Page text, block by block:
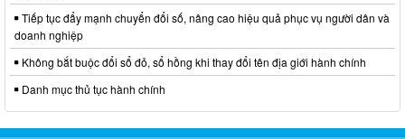
Tiếp tục đẩy mạnh chuyển đổi số, nâng cao hiệu quả phục vụ người dân và
doanh nghiệp
Không bắt buộc đổi sổ đỏ, sổ hồng khi thay đổi tên địa giới hành chính
Danh mục thủ tục hành chính